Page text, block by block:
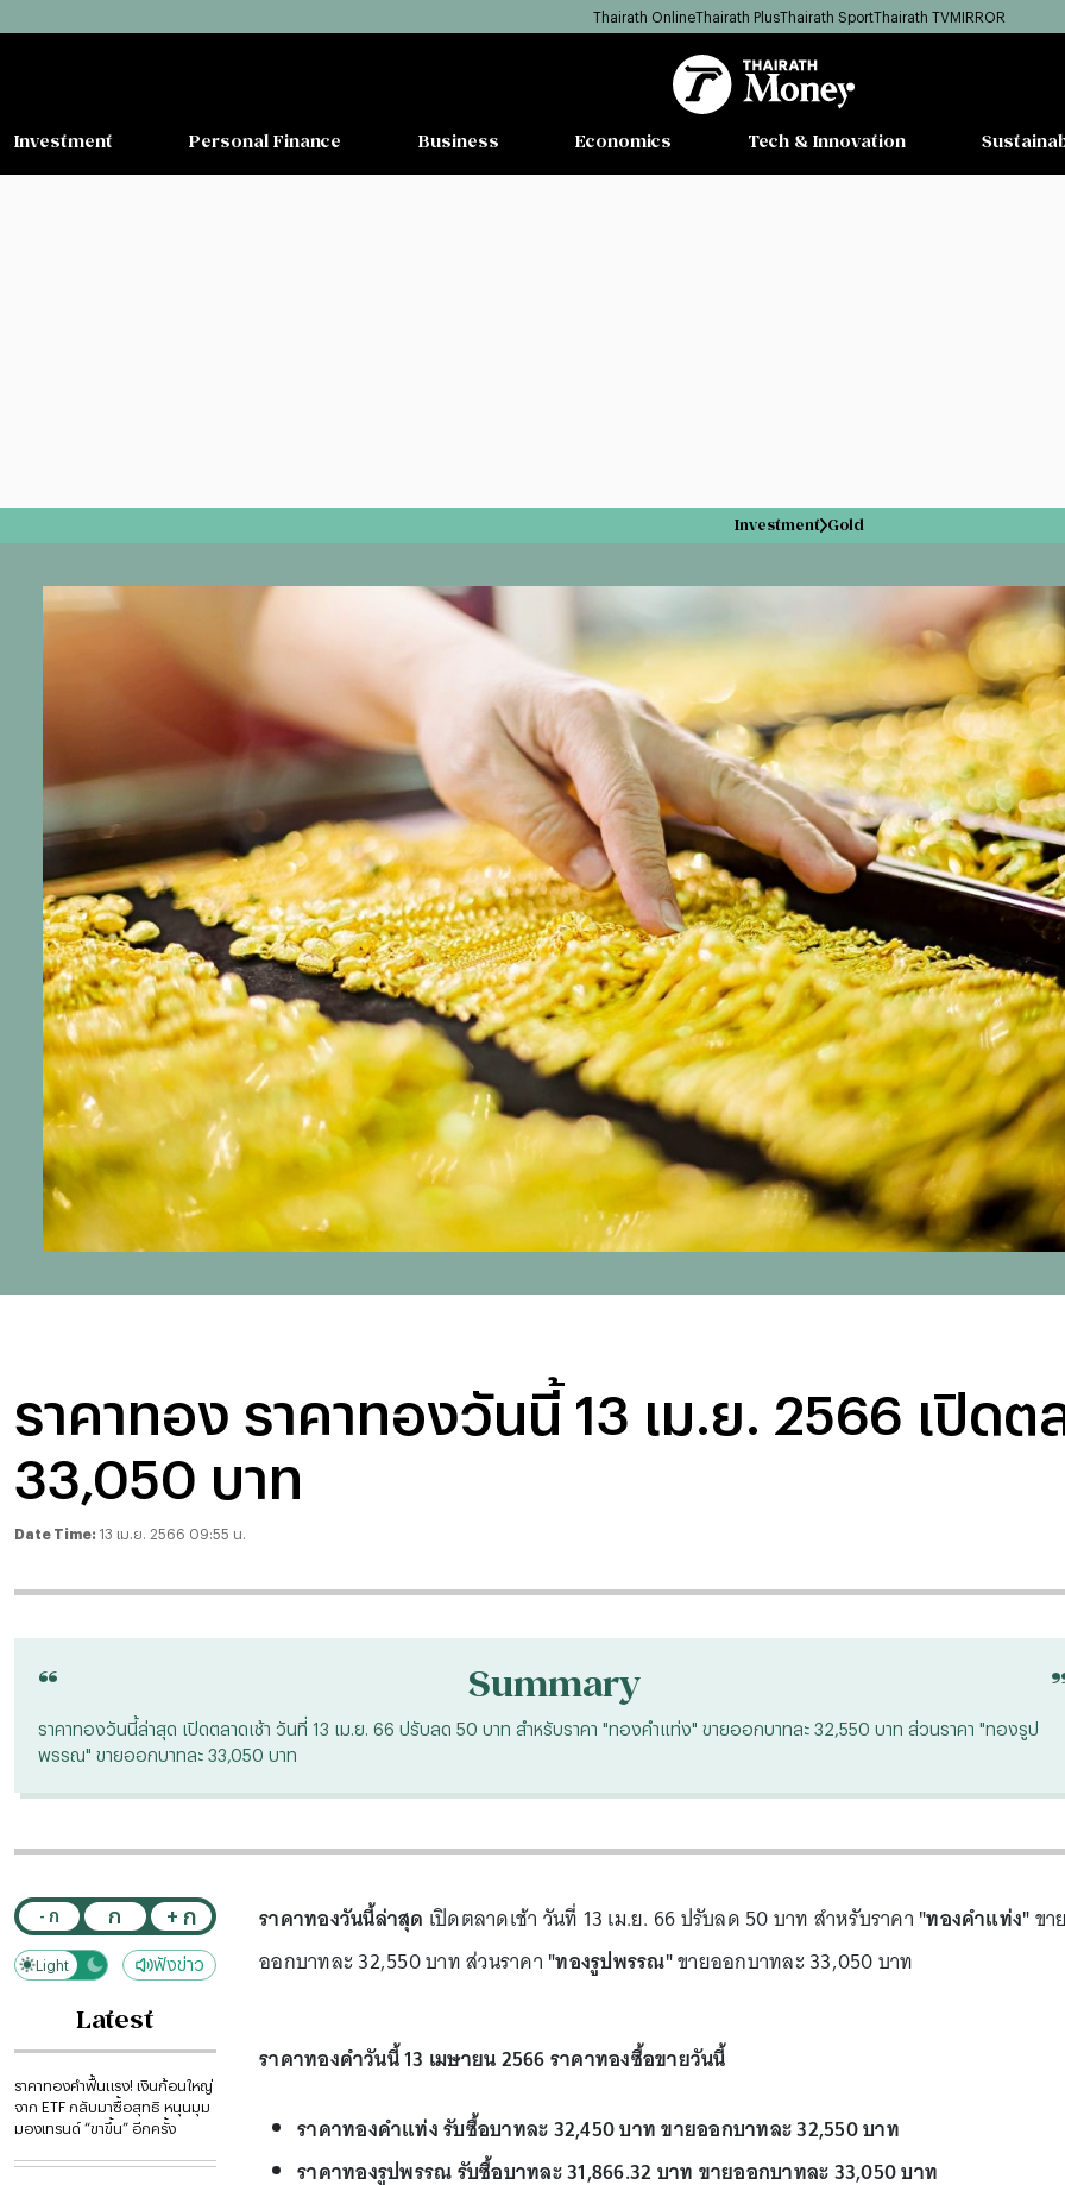
Thairath OnlineThairath PlusThairath SportThairath TVMIRROR
Investment Personal Finance Business Economics Tech & Innovation
Investment Gold
ราคาทอง ราคาทองวันนี้ 13 เม.ย. 2566 เปิด
33,050 บาท
Date Time: 13 เม.ย. 2566 09:55 น.
“ Summary
ราคาทองวันนี้ล่าสุด เปิดตลาดเช้า วันที่ 13 เม.ย. 66 ปรับลด 50 บาท สำหรับราคา "ทองคำแท่ง" ขายออกบาทละ 32,550 บาท ส่วนราคา "ทองรูป
พรรณ" ขายออกบาทละ 33,050 บาท
- ก ก + ก
Dark
Light ฟังข่าว
Latest
ราคาทองคำฟื้นแรง! เงินก้อนใหญ่
จาก ETF กลับมาซื้อสุทธิ หนุนมุม
มองเทรนด์ “ขาขึ้น” อีกครั้ง
ราคาทองวันนี้ล่าสุด เปิดตลาดเช้า วันที่ 13 เม.ย. 66 ปรับลด 50 บาท สำหรับราคา "ทองคำแท่ง"ขา
ออกบาทละ 32,550 บาท ส่วนราคา "ทองรูปพรรณ"ขายออกบาทละ 33,050 บาท
ราคาทองคำวันนี้ 13 เมษายน 2566 ราคาทองซื้อขายวันนี้
ราคาทองคำแท่ง รับซื้อบาทละ 32,450 บาท ขายออกบาทละ 32,550 บาท
ราคาทองรูปพรรณ รับซื้อบาทละ 31,866.32 บาท ขายออกบาทละ 33,050 บาท